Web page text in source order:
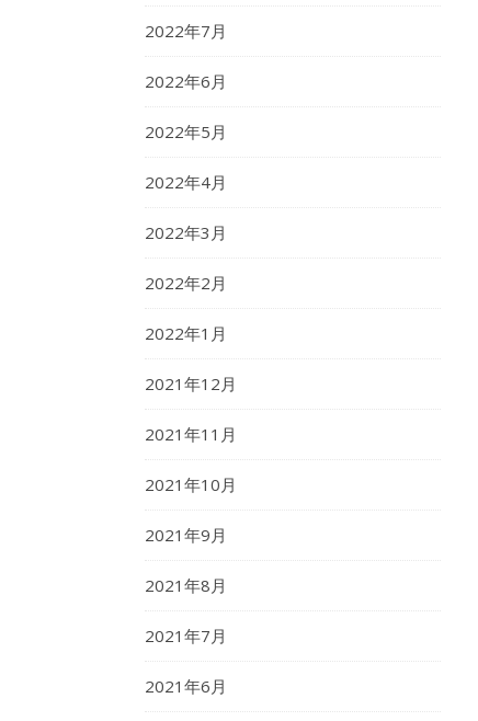
2022年7月
2022年6月
2022年5月
2022年4月
2022年3月
2022年2月
2022年1月
2021年12月
2021年11月
2021年10月
2021年9月
2021年8月
2021年7月
2021年6月